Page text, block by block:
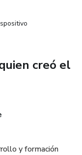
creó el
y formación